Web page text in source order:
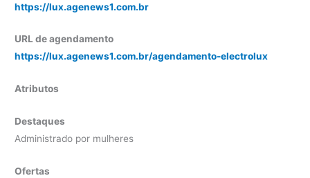
https://lux.agenews1.com.br
URL de agendamento
https://lux.agenews1.com.br/agendamento-electrolux
Atributos
Destaques
Administrado por mulheres
Ofertas